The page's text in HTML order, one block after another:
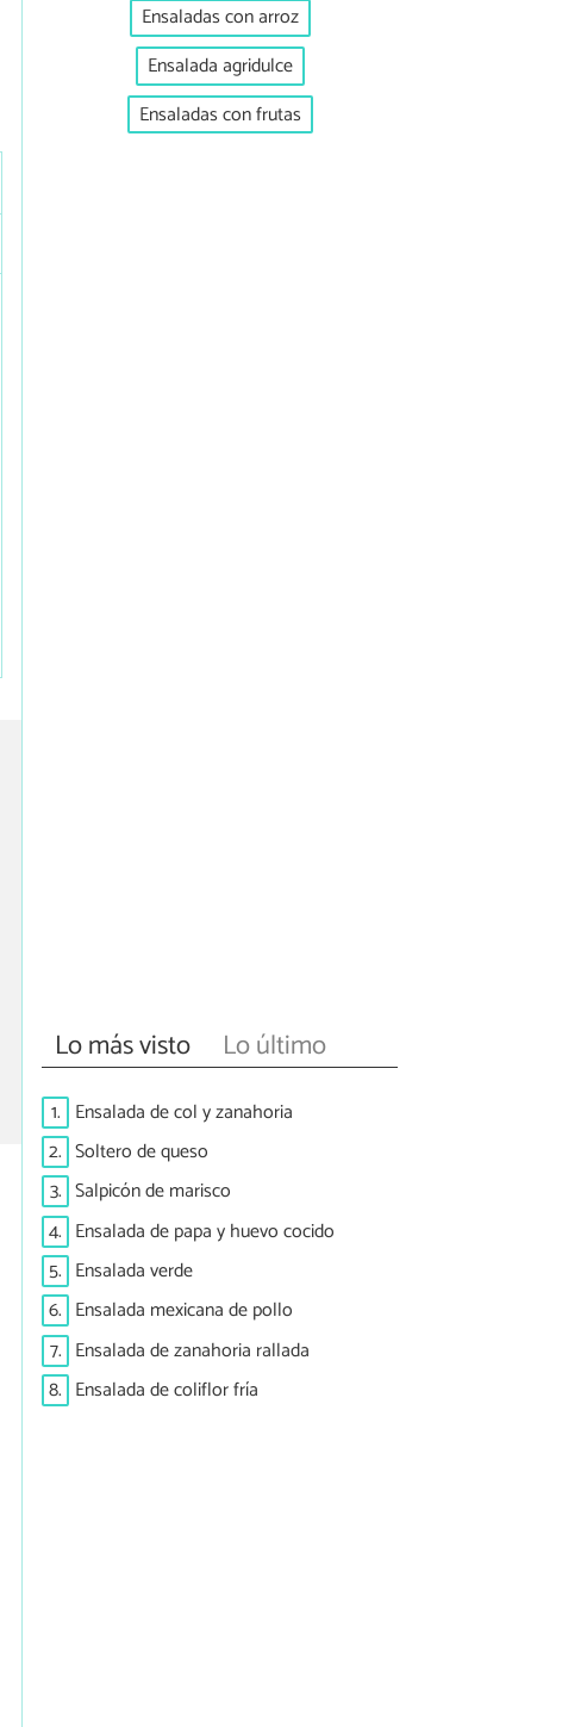
Ensaladas con arroz
Ensalada agridulce
Ensaladas con frutas
Lo más visto Lo último
1. Ensalada de col y zanahoria
2. Soltero de queso
3. Salpicón de marisco
4. Ensalada de papa y huevo cocido
5. Ensalada verde
6. Ensalada mexicana de pollo
7. Ensalada de zanahoria rallada
8. Ensalada de coliflor fría